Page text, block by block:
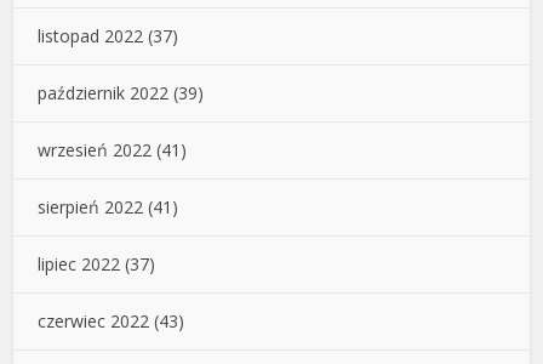
listopad 2022 (37)
październik 2022 (39)
wrzesień 2022 (41)
sierpień 2022 (41)
lipiec 2022 (37)
czerwiec 2022 (43)